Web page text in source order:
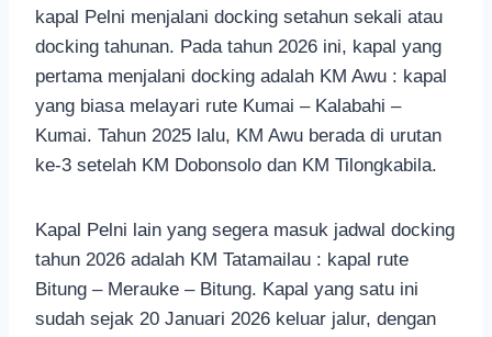
kapal Pelni menjalani docking setahun sekali atau
docking tahunan. Pada tahun 2026 ini, kapal yang
pertama menjalani docking adalah KM Awu : kapal
yang biasa melayari rute Kumai – Kalabahi –
Kumai. Tahun 2025 lalu, KM Awu berada di urutan
ke-3 setelah KM Dobonsolo dan KM Tilongkabila.
Kapal Pelni lain yang segera masuk jadwal docking
tahun 2026 adalah KM Tatamailau : kapal rute
Bitung – Merauke – Bitung. Kapal yang satu ini
sudah sejak 20 Januari 2026 keluar jalur, dengan